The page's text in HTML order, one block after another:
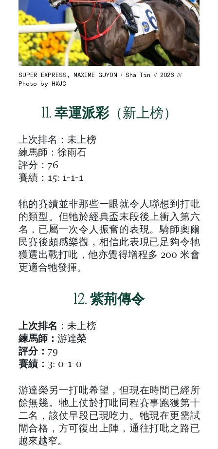
SUPER EXPRESS, MAXIME GUYON / Sha Tin // 2026 ///
Photo by HKJC
11.幸運派彩（新上榜）
上次排名：未上榜
練馬師：徐雨石
評分：76
賽績：15: 1-1-1
牠的賽績並非那些一眼就令人聯想到打吡
的類型。但牠於經典盃末段後上衝入第六
名，已屬一次令人振奮的表現。騎師奧爾
民賽後頗感樂觀，相信此表現已足夠令牠
獲選出戰打吡，他亦覺得增程多 200 米會
更適合牠發揮。
12.紫荊傳令
上次排名： 未上榜
練馬師： 游達榮
評分： 79
賽績： 3: 0-1-0
游達榮另一打吡希望，但現在時間已經所
餘無幾。牠上仗於打吡同程賽事跑獲第十
二名，該仗早段已現吃力。牠現在更需試
閘合格，方可復出上陣，通往打吡之路已
越來越窄。